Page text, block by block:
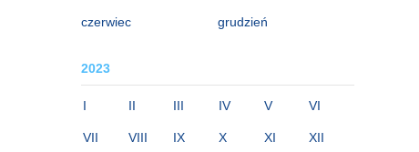
czerwiec grudzień
2023
I II III IV V VI
VII VIII IX X XI XII